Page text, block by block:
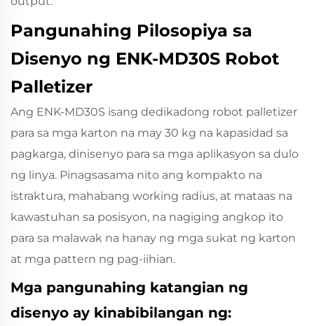
Pangunahing Pilosopiya sa
Disenyo ng ENK‑MD30S Robot
Palletizer
Ang ENK‑MD30S isang dedikadong robot palletizer
para sa mga karton na may 30 kg na kapasidad sa
pagkarga, dinisenyo para sa mga aplikasyon sa dulo
ng linya. Pinagsasama nito ang kompakto na
istraktura, mahabang working radius, at mataas na
kawastuhan sa posisyon, na nagiging angkop ito
para sa malawak na hanay ng mga sukat ng karton
at mga pattern ng pag-iihian.
Mga pangunahing katangian ng
disenyo ay kinabibilangan ng: